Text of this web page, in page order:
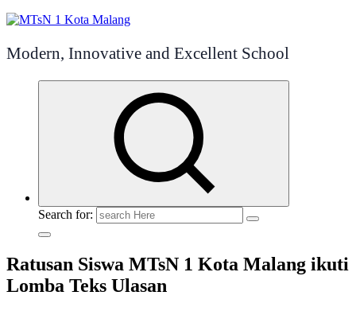
Modern, Innovative and Excellent School
Search for:
Ratusan Siswa MTsN 1 Kota Malang ikuti
Lomba Teks Ulasan